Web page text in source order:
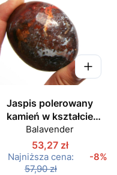
Jaspis polerowany
kamień w kształcie
owalu nr 09
Balavender
53,27 zł
Najniższa cena:
57,90 zł
-8%